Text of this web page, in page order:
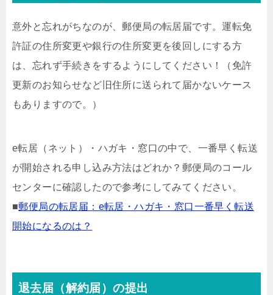
意外と忘れがちなのが、郵便局の転居届です。運転免
許証の住所変更や銀行の住所変更を後回しにする方
は、忘れず手続きをするようにしてください！（免許
更新のお知らせなど旧住所に送られて届かないケース
もありますので。）
e転居（ネット）・ハガキ・窓口の中で、一番早く転送
が開始される申し込み方法はどれか？郵便局のコール
センターに確認したので参考にしてみてください。
■郵便局の転居届：e転居・ハガキ・窓口一番早く転送
開始になるのは？
退去届（解約届）の提出